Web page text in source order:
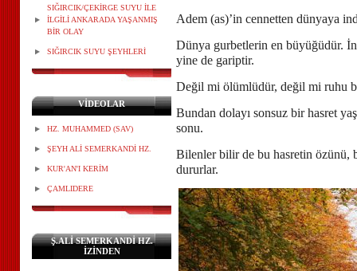
SIĞIRCIK/ÇEKİRGE SUYU İLE
İLGİLİ ANKARADA YAŞANMIŞ
BİR OLAY
SIĞIRCIK SUYU ŞEYHLERİ
VİDEOLAR
HZ. MUHAMMED (SAV)
ŞEYH ALİ SEMERKANDİ HZ.
KUR'AN'I KERİM
ÇAMLIDERE
Ş.ALİ SEMERKANDİ HZ.
İZİNDEN
Adem (as)’in cennetten dünyaya
Dünya gurbetlerin en büyüğüdür.
yine de gariptir.
Değil mi ölümlüdür, değil mi ruhu
Bundan dolayı sonsuz bir hasret
sonu.
Bilenler bilir de bu hasretin özünü,
dururlar.